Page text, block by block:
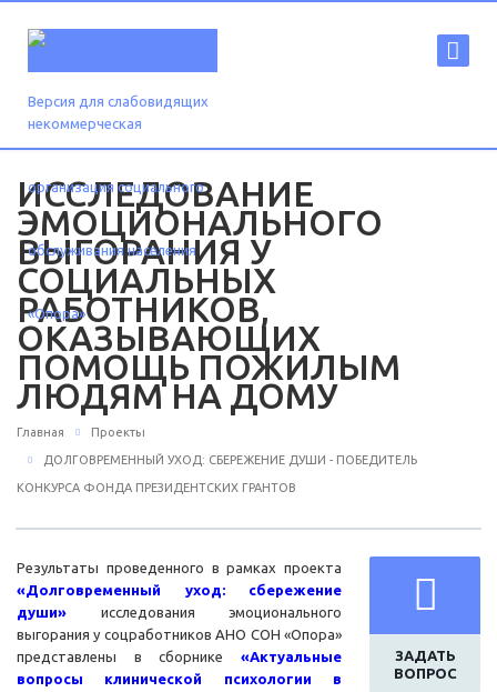
Версия для слабовидящих
ИССЛЕДОВАНИЕ
ЭМОЦИОНАЛЬНОГО
ВЫГОРАНИЯ У
СОЦИАЛЬНЫХ
РАБОТНИКОВ,
ОКАЗЫВАЮЩИХ
ПОМОЩЬ ПОЖИЛЫМ
ЛЮДЯМ НА ДОМУ
Главная Проекты
ДОЛГОВРЕМЕННЫЙ УХОД: СБЕРЕЖЕНИЕ ДУШИ - ПОБЕДИТЕЛЬ
КОНКУРСА ФОНДА ПРЕЗИДЕНТСКИХ ГРАНТОВ
ЗАДАТЬ
ВОПРОС
Результаты проведенного в рамках проекта
«Долговременный уход: сбережение
души» исследования эмоционального
выгорания у соцработников АНО СОН «Опора»
представлены в сборнике «Актуальные
вопросы клинической психологии в